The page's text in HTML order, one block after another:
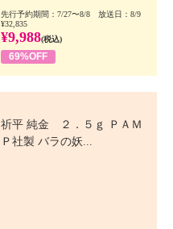
先行予約期間：7/27〜8/8 放送日：8/9
¥32,835
¥9,988(税込)
69%OFF
祈平 純金 ２．５ｇ ＰＡＭ
Ｐ社製 バラの妖...